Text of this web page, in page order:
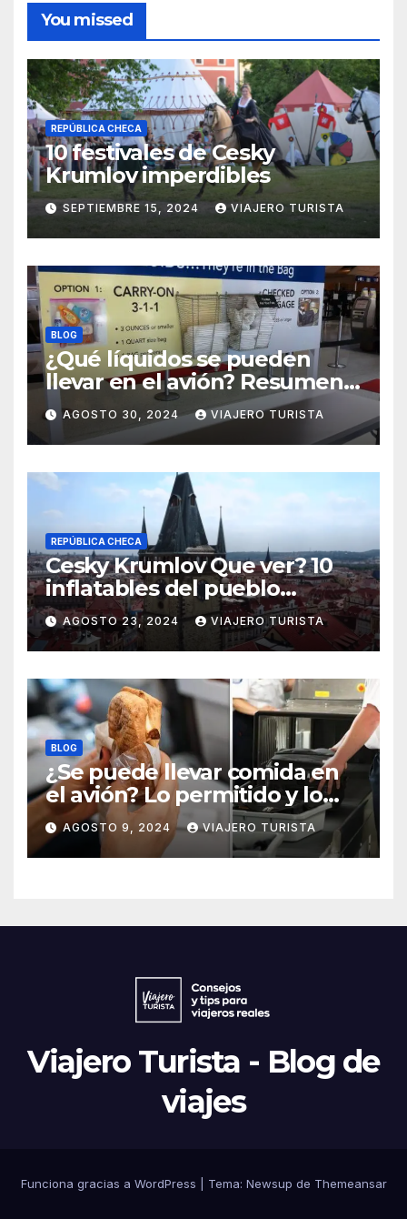
You missed
REPÚBLICA CHECA
10 festivales de Cesky
Krumlov imperdibles
SEPTIEMBRE 15, 2024 VIAJERO TURISTA
BLOG
¿Qué líquidos se pueden
llevar en el avión? Resumen
práctico y rápido
AGOSTO 30, 2024 VIAJERO TURISTA
REPÚBLICA CHECA
Cesky Krumlov Que ver? 10
inflatables del pueblo
medieval
AGOSTO 23, 2024 VIAJERO TURISTA
BLOG
¿Se puede llevar comida en
el avión? Lo permitido y lo
prohido
AGOSTO 9, 2024 VIAJERO TURISTA
Viajero Turista - Blog de
viajes
Funciona gracias a WordPress Tema: Newsup de Themeansar